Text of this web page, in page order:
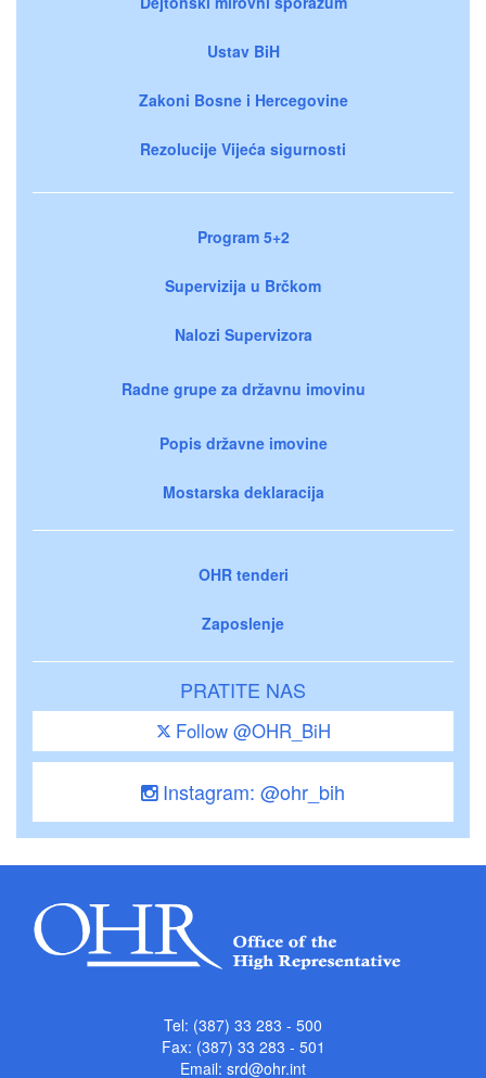
Ustav BiH
Zakoni Bosne i Hercegovine
Rezolucije Vijeća sigurnosti
Program 5+2
Supervizija u Brčkom
Nalozi Supervizora
Radne grupe za državnu imovinu
Popis državne imovine
Mostarska deklaracija
OHR tenderi
Zaposlenje
PRATITE NAS
Follow @OHR_BiH
Instagram: @ohr_bih
Tel: (387) 33 283 - 500
Fax: (387) 33 283 - 501
Email: srd@ohr.int